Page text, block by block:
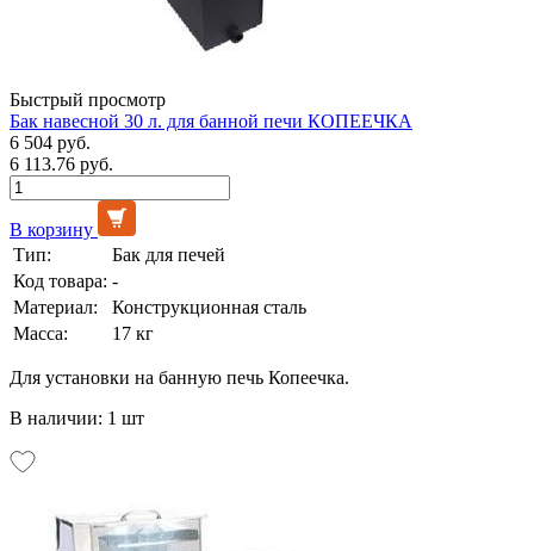
Быстрый просмотр
Бак навесной 30 л. для банной печи КОПЕЕЧКА
6 504 руб.
6 113.76 руб.
В корзину
Тип:
Бак для печей
Код товара: -
Материал:
Конструкционная сталь
Масса:
17 кг
Для установки на банную печь Копеечка.
В наличии: 1 шт